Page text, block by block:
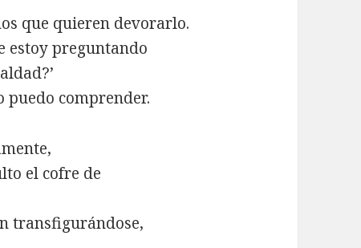
que quieren devorarlo.
estoy preguntando
puedo comprender.
el cofre de
transfigurándose,